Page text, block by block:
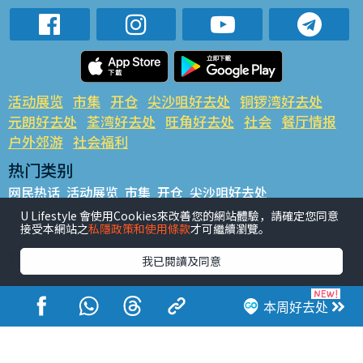
本周好去处
活动展览 市集 开仓 尖沙咀好去处 铜锣湾好去处
元朗好去处 荃湾好去处 旺角好去处 社会 餐厅情报
户外郊游 社会福利
热门类别
网民热话 活动展览 市集 开仓 尖沙咀好去处
铜锣湾好去处 元朗好去处 荃湾好去处 旺角好去处 社会
餐厅情报 户外郊游
热门标签
#UGO揾好去处 #人气活动推介 #美食社群热话
#亲子玩乐好去处
#ULifestyle应用程式
#限时抢
#UJetso礼物放送
#ULifestyle商户中心 #著数 #网络热话
U Lifestyle 會使用Cookies來改善您的網站體驗，請確定您同意
接受本網站之私隱政策和使用條款才可繼續瀏覽。
我已閱讀及同意